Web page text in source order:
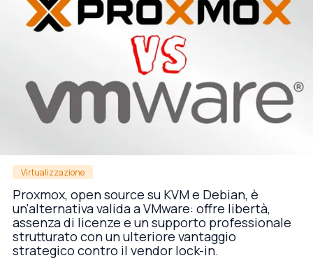
Virtualizzazione
Proxmox, open source su KVM e Debian, è
un'alternativa valida a VMware: offre libertà,
assenza di licenze e un supporto professionale
strutturato con un ulteriore vantaggio
strategico contro il vendor lock-in.